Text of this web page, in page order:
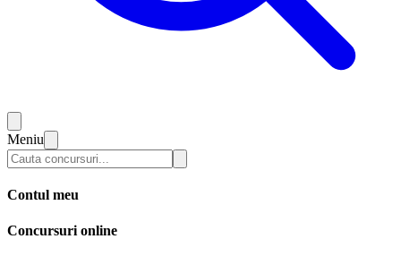
Meniu
Contul meu
Concursuri online